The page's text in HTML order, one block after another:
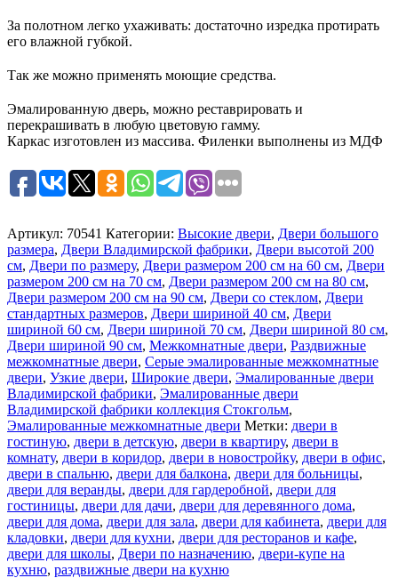
За полотном легко ухаживать: достаточно изредка протирать
его влажной губкой.
Так же можно применять моющие средства.
Эмалированную дверь, можно реставрировать и
перекрашивать в любую цветовую гамму.
Каркас изготовлен из массива. Филенки выполнены из МДФ
Артикул: 70541 Категории: Высокие двери, Двери большого
размера, Двери Владимирской фабрики, Двери высотой 200
см, Двери по размеру, Двери размером 200 см на 60 см, Двери
размером 200 см на 70 см, Двери размером 200 см на 80 см,
Двери размером 200 см на 90 см, Двери со стеклом, Двери
стандартных размеров, Двери шириной 40 см, Двери
шириной 60 см, Двери шириной 70 см, Двери шириной 80 см,
Двери шириной 90 см, Межкомнатные двери, Раздвижные
межкомнатные двери, Серые эмалированные межкомнатные
двери, Узкие двери, Широкие двери, Эмалированные двери
Владимирской фабрики, Эмалированные двери
Владимирской фабрики коллекция Стокгольм,
Эмалированные межкомнатные двери Метки: двери в
гостиную, двери в детскую, двери в квартиру, двери в
комнату, двери в коридор, двери в новостройку, двери в офис,
двери в спальню, двери для балкона, двери для больницы,
двери для веранды, двери для гардеробной, двери для
гостиницы, двери для дачи, двери для деревянного дома,
двери для дома, двери для зала, двери для кабинета, двери для
кладовки, двери для кухни, двери для ресторанов и кафе,
двери для школы, Двери по назначению, двери-купе на
кухню, раздвижные двери на кухню